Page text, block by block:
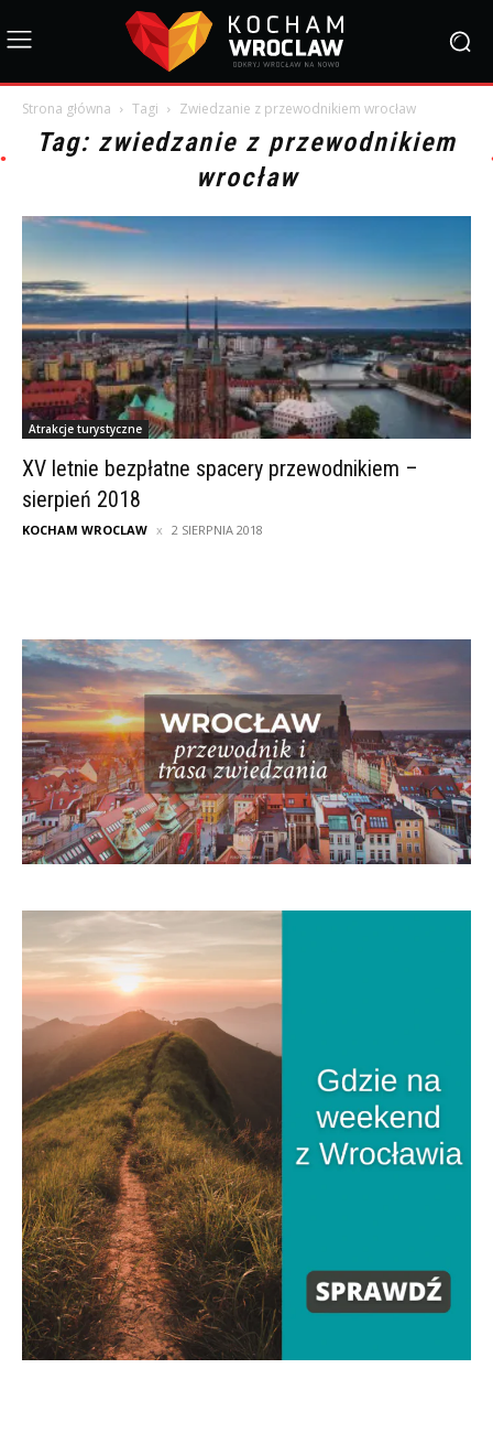
Strona główna Tagi Zwiedzanie z przewodnikiem wrocław
Tag: zwiedzanie z przewodnikiem
wrocław
Atrakcje turystyczne
XV letnie bezpłatne spacery przewodnikiem –
sierpień 2018
KOCHAM WROCLAW 2 SIERPNIA 2018